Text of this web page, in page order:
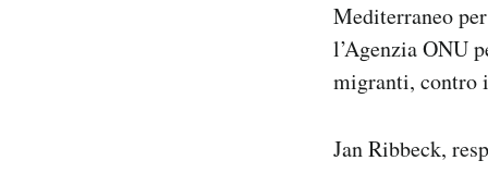
Mediterraneo
l’Agenzia ONU
migranti, contro
Jan Ribbeck,